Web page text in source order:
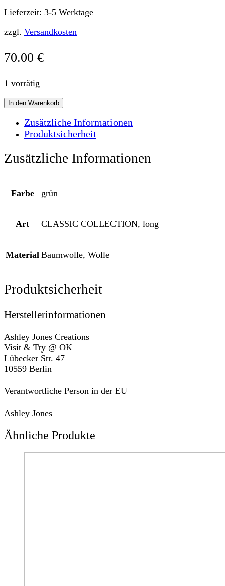
Lieferzeit: 3-5 Werktage
zzgl. Versandkosten
70.00 €
1 vorrätig
SHORT
SLEEVE
CLASSIC
grün
In den Warenkorb
Zusätzliche Informationen
Produktsicherheit
Zusätzliche Informationen
Farbe grün
Art CLASSIC COLLECTION, long
Material Baumwolle, Wolle
Produktsicherheit
Herstellerinformationen
Ashley Jones Creations
Visit & Try @ OK
Lübecker Str. 47
10559 Berlin
Verantwortliche Person in der EU
Ashley Jones
Ähnliche Produkte